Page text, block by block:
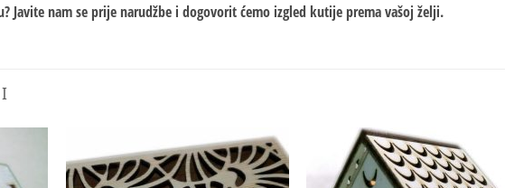
Javite nam se prije narudžbe i dogovorit ćemo izgled kutije prema vašoj želji.